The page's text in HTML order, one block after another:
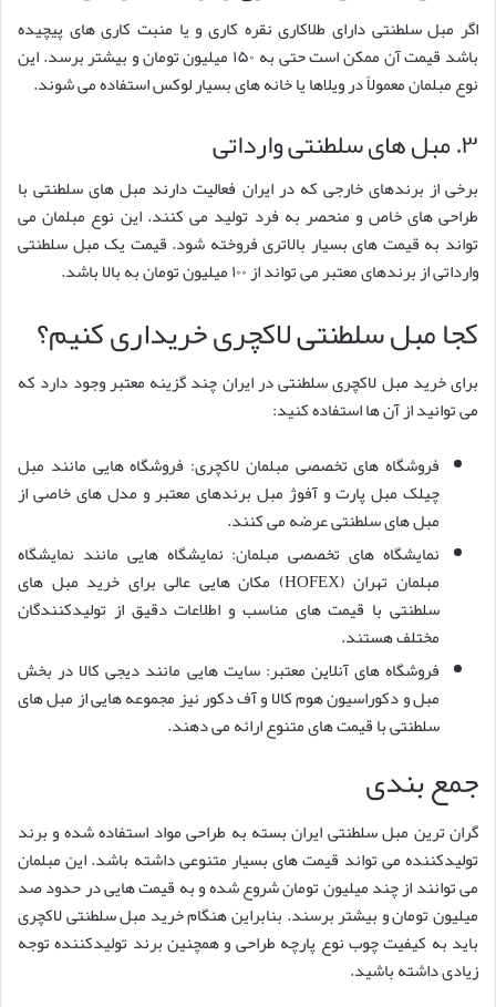
اگر مبل سلطنتی دارای طلاکاری نقره کاری و یا منبت کاری های پیچیده
باشد قیمت آن ممکن است حتی به ۱۵۰ میلیون تومان و بیشتر برسد. این
نوع مبلمان معمولاً در ویلاها یا خانه های بسیار لوکس استفاده می شوند.
۳. مبل های سلطنتی وارداتی
برخی از برندهای خارجی که در ایران فعالیت دارند مبل های سلطنتی با
طراحی های خاص و منحصر به فرد تولید می کنند. این نوع مبلمان می
تواند به قیمت های بسیار بالاتری فروخته شود. قیمت یک مبل سلطنتی
وارداتی از برندهای معتبر می تواند از ۱۰۰ میلیون تومان به بالا باشد.
کجا مبل سلطنتی لاکچری خریداری کنیم؟
برای خرید مبل لاکچری سلطنتی در ایران چند گزینه معتبر وجود دارد که
می توانید از آن ها استفاده کنید:
فروشگاه های تخصصی مبلمان لاکچری: فروشگاه هایی مانند مبل
چیلک مبل پارت و آفوژ مبل برندهای معتبر و مدل های خاصی از
مبل های سلطنتی عرضه می کنند.
نمایشگاه های تخصصی مبلمان: نمایشگاه هایی مانند نمایشگاه
مبلمان تهران (HOFEX) مکان هایی عالی برای خرید مبل های
سلطنتی با قیمت های مناسب و اطلاعات دقیق از تولیدکنندگان
مختلف هستند.
فروشگاه های آنلاین معتبر: سایت هایی مانند دیجی کالا در بخش
مبل و دکوراسیون هوم کالا و آف دکور نیز مجموعه هایی از مبل های
سلطنتی با قیمت های متنوع ارائه می دهند.
جمع بندی
گران ترین مبل سلطنتی ایران بسته به طراحی مواد استفاده شده و برند
تولیدکننده می تواند قیمت های بسیار متنوعی داشته باشد. این مبلمان
می توانند از چند میلیون تومان شروع شده و به قیمت هایی در حدود صد
میلیون تومان و بیشتر برسند. بنابراین هنگام خرید مبل سلطنتی لاکچری
باید به کیفیت چوب نوع پارچه طراحی و همچنین برند تولیدکننده توجه
زیادی داشته باشید.